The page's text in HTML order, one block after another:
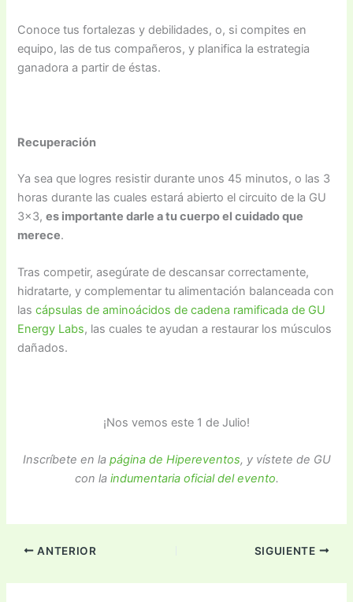
Conoce tus fortalezas y debilidades, o, si compites en
equipo, las de tus compañeros, y planifica la estrategia
ganadora a partir de éstas.
Recuperación
Ya sea que logres resistir durante unos 45 minutos, o las 3
horas durante las cuales estará abierto el circuito de la GU
3×3,es importante darle a tu cuerpo el cuidado que
merece.
Tras competir, asegúrate de descansar correctamente,
hidratarte, y complementar tu alimentación balanceada con
lascápsulas de aminoácidos de cadena ramificada de GU
Energy Labs, las cuales te ayudan a restaurar los músculos
dañados.
¡Nos vemos este 1 de Julio!
Inscríbete en la página de Hipereventos, y vístete de GU
con la indumentaria oficial del evento.
ANTERIOR SIGUIENTE